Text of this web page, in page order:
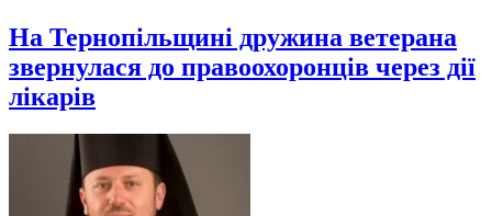
На Тернопільщині дружина ветерана
звернулася до правоохоронців через дії
лікарів